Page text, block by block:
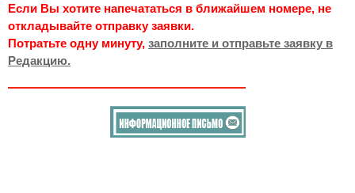
Если Вы хотите напечататься в ближайшем номере, не
откладывайте отправку заявки.
Потратьте одну минуту, заполните и отправьте заявку в
Редакцию.